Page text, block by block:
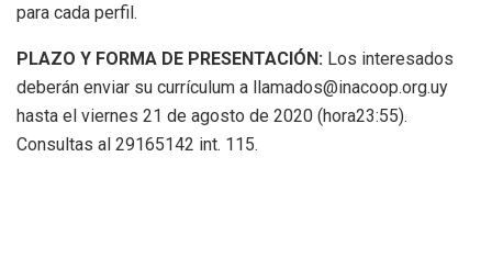
para cada perfil.
PLAZO Y FORMA DE PRESENTACIÓN: Los interesados
deberán enviar su currículum a llamados@inacoop.org.uy
hasta el viernes 21 de agosto de 2020 (hora23:55).
Consultas al 29165142 int. 115.